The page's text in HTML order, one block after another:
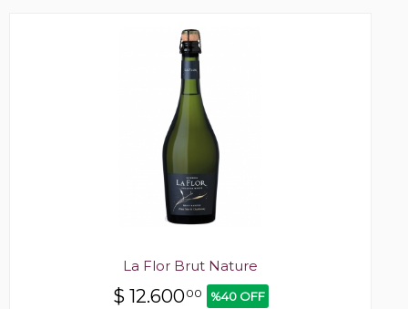
La Flor Brut Nature
$ 12.60000 %40 OFF